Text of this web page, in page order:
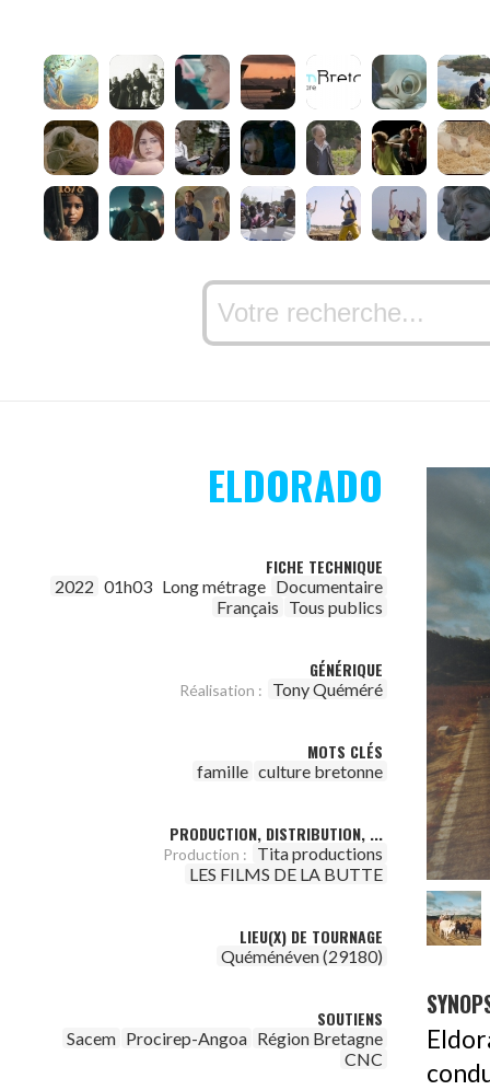
ELDORADO
FICHE TECHNIQUE
2022 01h03 Long métrage Documentaire
Français Tous publics
GÉNÉRIQUE
Réalisation : Tony Quéméré
MOTS CLÉS
famille culture bretonne
PRODUCTION, DISTRIBUTION, ...
Production :
Tita productions
LES FILMS DE LA BUTTE
LIEU(X) DE TOURNAGE
Quéménéven (29180)
SOUTIENS
Sacem Procirep-Angoa Région Bretagne
CNC